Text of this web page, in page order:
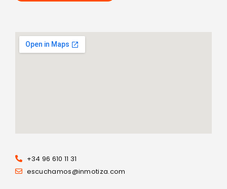
+34 96 610 11 31
escuchamos@inmotiza.com